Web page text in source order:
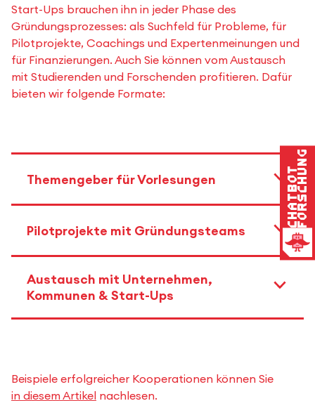
Start-Ups brauchen ihn in jeder Phase des
Gründungsprozesses: als Suchfeld für Probleme, für
Pilotprojekte, Coachings und Expertenmeinungen und
für Finanzierungen. Auch Sie können vom Austausch
mit Studierenden und Forschenden profitieren. Dafür
bieten wir folgende Formate:
Themengeber für Vorlesungen
Pilotprojekte mit Gründungsteams
Austausch mit Unternehmen,
Kommunen & Start-Ups
Beispiele erfolgreicher Kooperationen können Sie
in diesem Artikel nachlesen.
ChatbotForschung